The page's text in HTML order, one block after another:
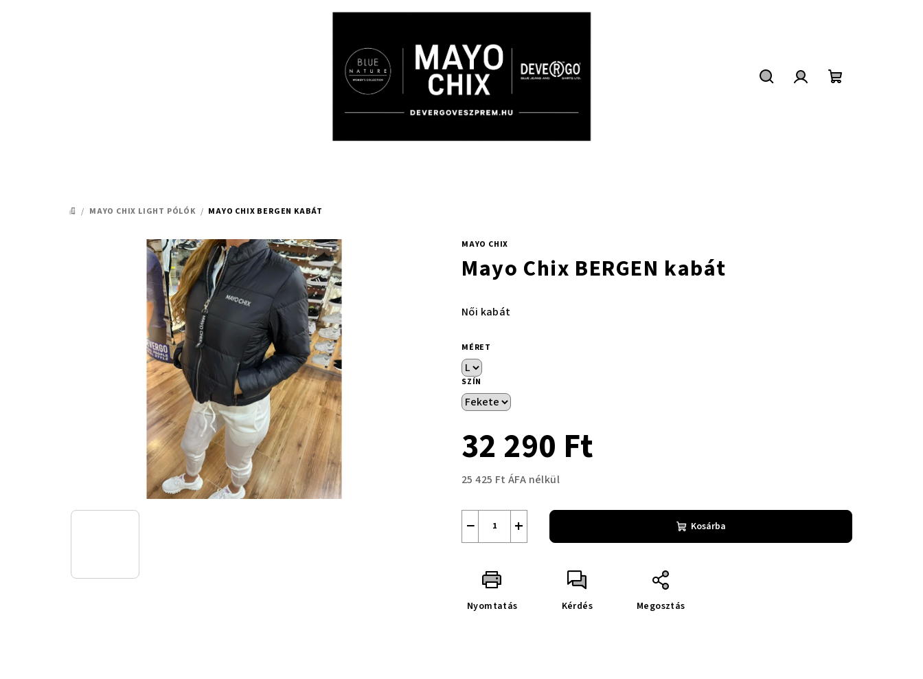
KEZDŐLAP
/ MAYO CHIX LIGHT PÓLÓK / MAYO CHIX BERGEN KABÁT
MAYO CHIX
Mayo Chix BERGEN kabát
Női kabát
MÉRET
SZÍN
32 290 Ft
25 425 Ft ÁFA nélkül
+
− Kosárba
Nyomtatás Kérdés Megosztás